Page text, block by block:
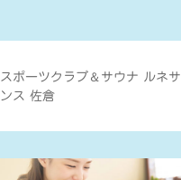
スポーツクラブ ＆ サウナ ルネサ
ンス 佐倉